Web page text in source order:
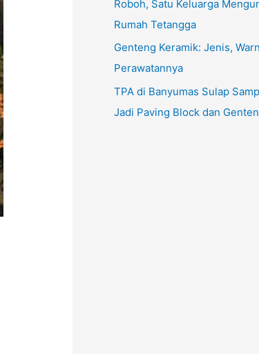
Roboh, Satu Keluarga
Rumah Tetangga
Genteng Keramik: Jenis,
Perawatannya
TPA di Banyumas Sulap
Jadi Paving Block dan